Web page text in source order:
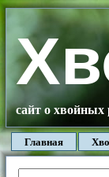
сайт о хвойных
Главная